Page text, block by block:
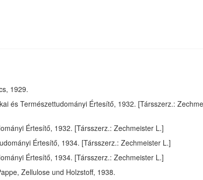
1929.
és Természettudományi Értesítő, 1932. [Társszerz.:
Értesítő, 1932. [Társszerz.: Zechmeister L.]
Értesítő, 1934. [Társszerz.: Zechmeister L.]
Értesítő, 1934. [Társszerz.: Zechmeister L.]
Zellulose und Holzstoff, 1938.